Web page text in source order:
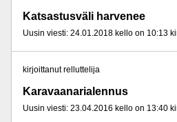
Katsastusväli harvenee
Uusin viesti: 24.01.2018 kello on 10:13
kirjoittanut relluttelija
Karavaanarialennus
Uusin viesti: 23.04.2016 kello on 13:40